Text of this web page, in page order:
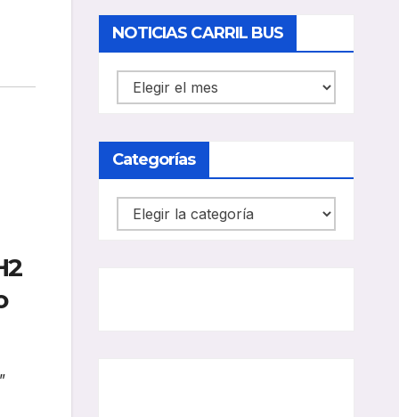
d
o
NOTICIAS CARRIL BUS
NOTICIAS
CARRIL
Categorías
Categorías